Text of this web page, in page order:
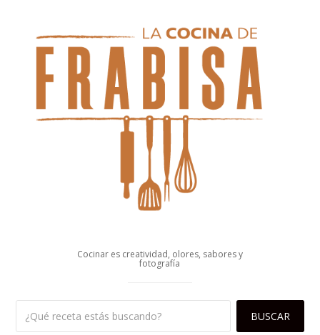
Cocinar es creatividad, olores, sabores y
fotografía